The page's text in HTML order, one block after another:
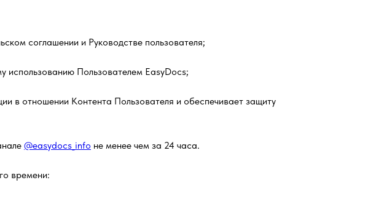
соглашении и Руководстве пользователя;
использованию Пользователем EasyDocs;
в отношении Контента Пользователя и обеспечивает защиту
@easydocs_info не менее чем за 24 часа.
времени: